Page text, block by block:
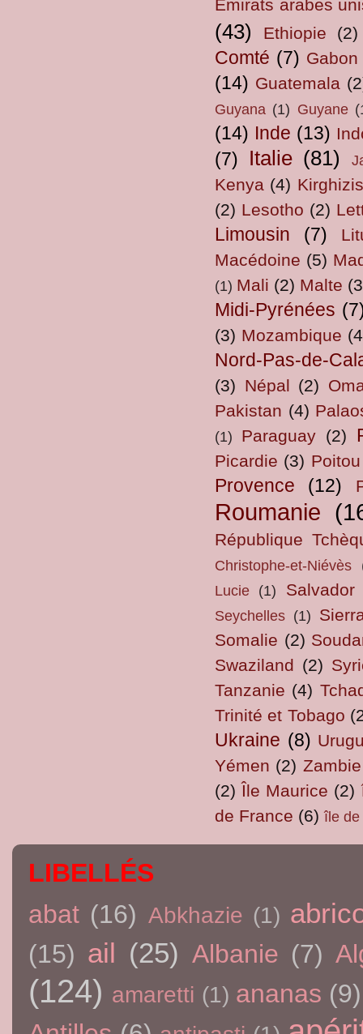
Emirats arabes
(43) Ethiopie (2)
Comté (7) Gabon
(14) Guatemala
Guyana (1) Guyane
(14) Inde (13)
(7) Italie (81)
Kenya (4)
(2) Lesotho (2)
Limousin (7)
Macédoine (5)
(1) Mali (2) Malte
Midi-Pyrénées
(3) Mozambique
Nord-Pas-de-
(3) Népal (2)
Pakistan (4)
(1) Paraguay (2)
Picardie (3)
Provence (12)
Roumanie
République
Christophe-et-Niévès
Lucie (1) Salvador
Seychelles (1)
Somalie (2)
Swaziland (2)
Tanzanie (4)
Trinité et Tobago
Ukraine (8)
Yémen (2) Zambie
(2) Île Maurice (2)
de France (6) île de
LIBELLÉS
abat (16) Abkhazie (1)
(15) ail (25) Albanie (7)
(124) amaretti (1) ananas (9)